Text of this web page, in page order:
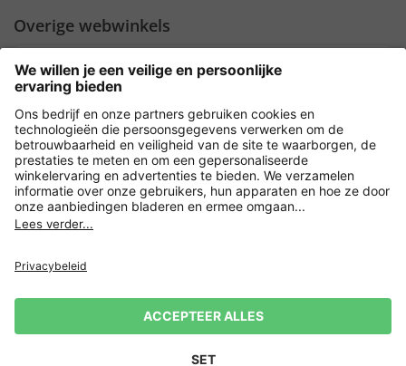
Overige webwinkels
Nederland
Payment and Delivery
Versleuteling met
Verkoopvoorwaarden
Leveringsvoorwaarden
Herroeping indienen
Impressum Cookie-instellingen